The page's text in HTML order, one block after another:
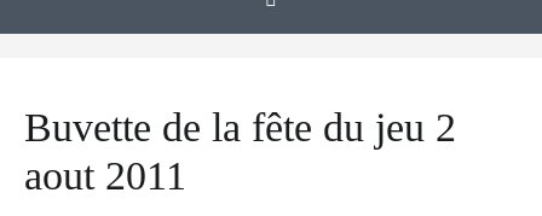
Buvette de la fête du jeu 2
aout 2011